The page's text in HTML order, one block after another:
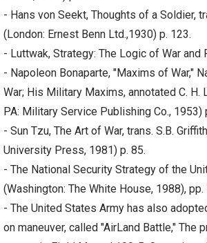
- Hans von Seekt, Thoughts of a Soldier,
(London: Ernest Benn Ltd.,1930) p. 123.
- Luttwak, Strategy: The Logic of War and
- Napoleon Bonaparte, "Maxims of War,"
War; His Military Maxims, annotated C. H.
PA: Military Service Publishing Co., 1953)
- Sun Tzu, The Art of War, trans. S.B.
University Press, 1981) p. 85.
- The National Security Strategy of the
(Washington: The White House, 1988), pp.
- The United States Army has also
on maneuver, called "AirLand Battle," The